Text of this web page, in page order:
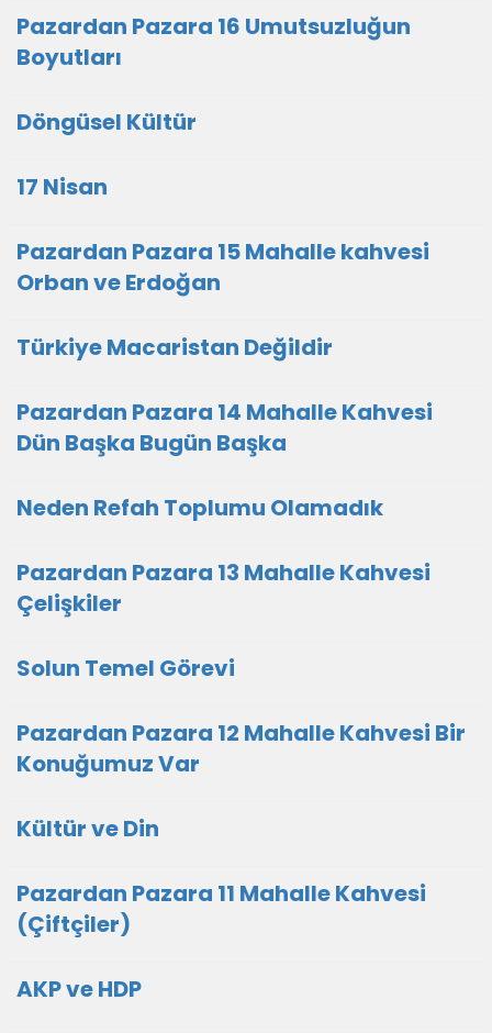
Pazardan Pazara 16 Umutsuzluğun
Boyutları
Döngüsel Kültür
17 Nisan
Pazardan Pazara 15 Mahalle kahvesi
Orban ve Erdoğan
Türkiye Macaristan Değildir
Pazardan Pazara 14 Mahalle Kahvesi
Dün Başka Bugün Başka
Neden Refah Toplumu Olamadık
Pazardan Pazara 13 Mahalle Kahvesi
Çelişkiler
Solun Temel Görevi
Pazardan Pazara 12 Mahalle Kahvesi Bir
Konuğumuz Var
Kültür ve Din
Pazardan Pazara 11 Mahalle Kahvesi
(Çiftçiler)
AKP ve HDP